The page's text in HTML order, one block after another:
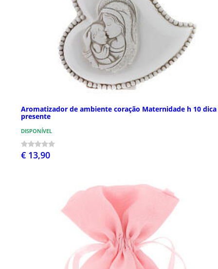
Aromatizador de ambiente coração Maternidade h 10 dica
presente
DISPONÍVEL
€ 13,90